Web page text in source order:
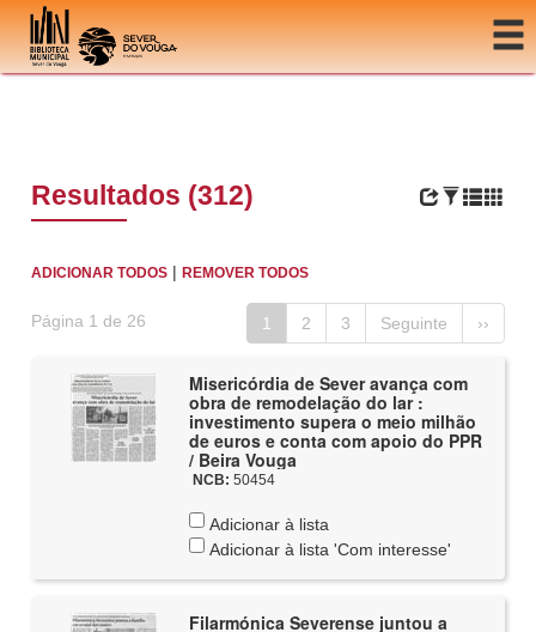
Ir para o conteúdo
Resultados (312)
ADICIONAR TODOS |REMOVER TODOS
Página 1 de 26 1 2 3 Seguinte ››
Misericórdia de Sever avança com
obra de remodelação do lar :
investimento supera o meio milhão
de euros e conta com apoio do PPR
/ Beira Vouga
NCB: 50454
Adicionar à lista
Adicionar à lista 'Com interesse'
Filarmónica Severense juntou a